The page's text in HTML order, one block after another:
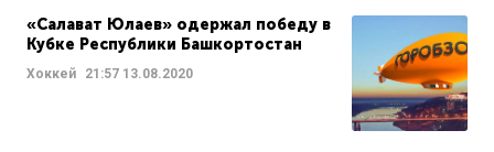
«Салават Юлаев» одержал победу в
Кубке Республики Башкортостан
Хоккей 21:57 13.08.2020